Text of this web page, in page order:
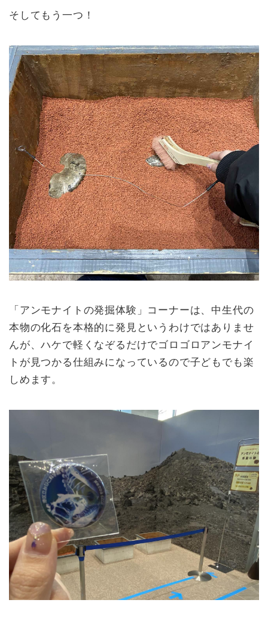
そしてもう一つ！
「アンモナイトの発掘体験」コーナーは、中生代の
本物の化石を本格的に発見というわけではありませ
んが、ハケで軽くなぞるだけでゴロゴロアンモナイ
トが見つかる仕組みになっているので子どもでも楽
しめます。